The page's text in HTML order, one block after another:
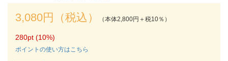
3,080円（税込） （本体2,800円＋税10％）
280pt (10%)
ポイントの使い方はこちら